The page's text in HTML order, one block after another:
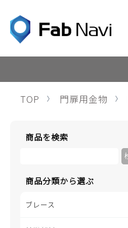
TOP 門扉用金物
商品を検索
商品分類から選ぶ
ブレース